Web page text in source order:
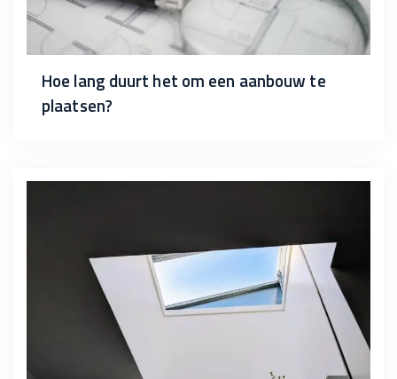
Hoe lang duurt het om een aanbouw te
plaatsen?